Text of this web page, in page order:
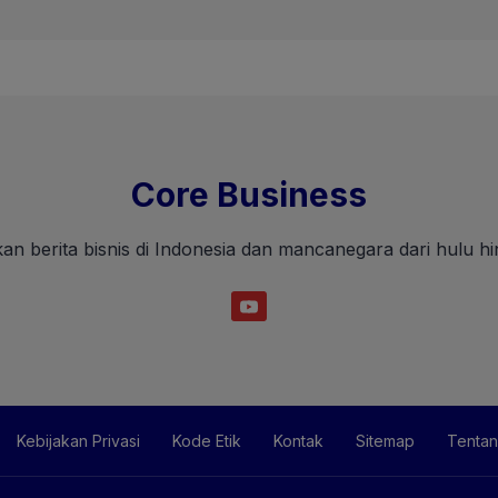
Core Business
berita bisnis di Indonesia dan mancanegara dari hulu
Kebijakan Privasi Kode Etik Kontak Sitemap